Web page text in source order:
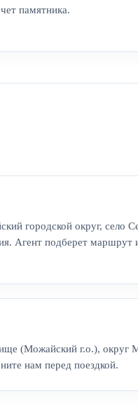
памятника.
городской округ, село
Агент подберет маршрут
(Можайский г.о.), округ
нам перед поездкой.